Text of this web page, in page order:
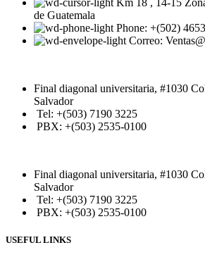
Km 18 , 14-15
de Guatemala
Phone: +(502)
Correo:
Final diagonal universitaria, #1030
Salvador
Tel: +(503) 7190 3225
PBX: +(503) 2535-0100
Final diagonal universitaria, #1030
Salvador
Tel: +(503) 7190 3225
PBX: +(503) 2535-0100
USEFUL LINKS